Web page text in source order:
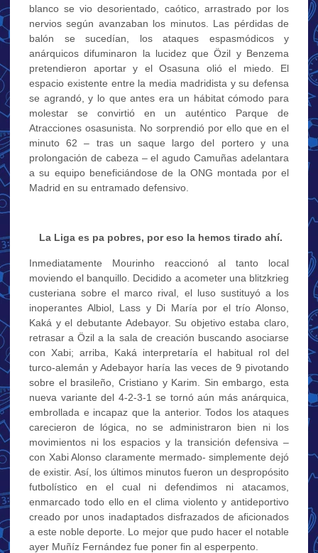
blanco se vio desorientado, caótico, arrastrado por los
nervios según avanzaban los minutos. Las pérdidas de
balón se sucedían, los ataques espasmódicos y
anárquicos difuminaron la lucidez que Özil y Benzema
pretendieron aportar y el Osasuna olió el miedo. El
espacio existente entre la media madridista y su defensa
se agrandó, y lo que antes era un hábitat cómodo para
molestar se convirtió en un auténtico Parque de
Atracciones osasunista. No sorprendió por ello que en el
minuto 62 – tras un saque largo del portero y una
prolongación de cabeza – el agudo Camuñas adelantara
a su equipo beneficiándose de la ONG montada por el
Madrid en su entramado defensivo.
La Liga es pa pobres, por eso la hemos tirado ahí.
Inmediatamente Mourinho reaccionó al tanto local
moviendo el banquillo. Decidido a acometer una blitzkrieg
custeriana sobre el marco rival, el luso sustituyó a los
inoperantes Albiol, Lass y Di María por el trío Alonso,
Kaká y el debutante Adebayor. Su objetivo estaba claro,
retrasar a Özil a la sala de creación buscando asociarse
con Xabi; arriba, Kaká interpretaría el habitual rol del
turco-alemán y Adebayor haría las veces de 9 pivotando
sobre el brasileño, Cristiano y Karim. Sin embargo, esta
nueva variante del 4-2-3-1 se tornó aún más anárquica,
embrollada e incapaz que la anterior. Todos los ataques
carecieron de lógica, no se administraron bien ni los
movimientos ni los espacios y la transición defensiva –
con Xabi Alonso claramente mermado- simplemente dejó
de existir. Así, los últimos minutos fueron un despropósito
futbolístico en el cual ni defendimos ni atacamos,
enmarcado todo ello en el clima violento y antideportivo
creado por unos inadaptados disfrazados de aficionados
a este noble deporte. Lo mejor que pudo hacer el notable
ayer Muñíz Fernández fue poner fin al esperpento.